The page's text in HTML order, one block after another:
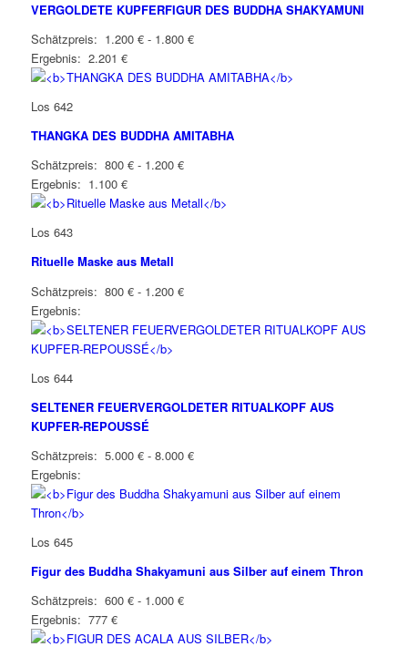
VERGOLDETE KUPFERFIGUR DES BUDDHA SHAKYAMUNI
Schätzpreis: 1.200 € - 1.800 €
Ergebnis: 2.201 €
Los 642
THANGKA DES BUDDHA AMITABHA
Schätzpreis: 800 € - 1.200 €
Ergebnis: 1.100 €
Los 643
Rituelle Maske aus Metall
Schätzpreis: 800 € - 1.200 €
Ergebnis:
Los 644
SELTENER FEUERVERGOLDETER RITUALKOPF AUS
KUPFER-REPOUSSÉ
Schätzpreis: 5.000 € - 8.000 €
Ergebnis:
Los 645
Figur des Buddha Shakyamuni aus Silber auf einem Thron
Schätzpreis: 600 € - 1.000 €
Ergebnis: 777 €